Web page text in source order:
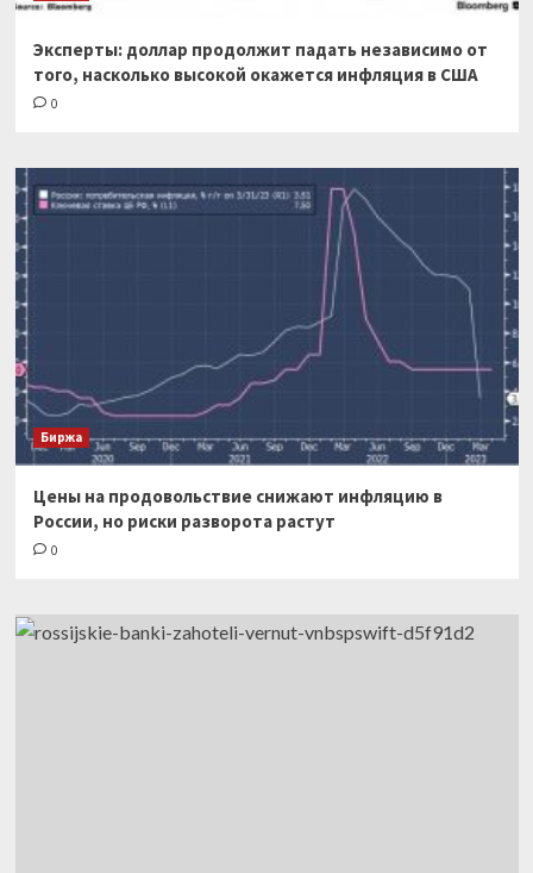
Эксперты: доллар продолжит падать независимо от
того, насколько высокой окажется инфляция в США
0
Биржа
Цены на продовольствие снижают инфляцию в
России, но риски разворота растут
0